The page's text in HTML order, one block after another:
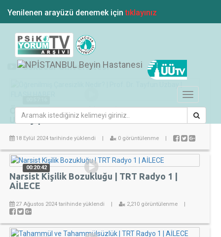
Yenilenen arayüzü denemek içintıklayınız
Toggle
navigation
"Üsküdar Üniversitesi"
Öğrenilmiş Çaresizlik Nedir? | Prof. Dr. Tayfun
Uzbay | FLASH HABER
18 Eylül 2024 tarihinde yüklendi 0 görüntülenme
00:20:42
Narsist Kişilik Bozukluğu | TRT Radyo 1 |
AİLECE
27 Ağustos 2024 tarihinde yüklendi | 2,210 görüntülenme |